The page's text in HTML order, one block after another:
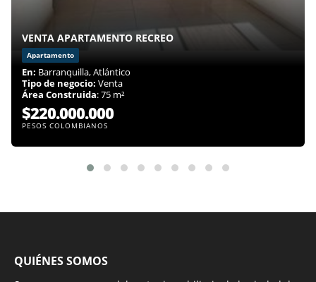
VENTA APARTAMENTO RECREO
Apartamento
En: Barranquilla, Atlántico
Tipo de negocio: Venta
Área Construida: 75 m²
$220.000.000
PESOS COLOMBIANOS
QUIÉNES SOMOS